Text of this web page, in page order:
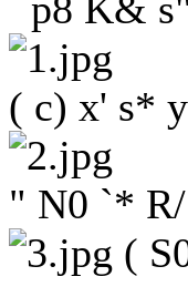
( c) x' s*
" N0 `*
(